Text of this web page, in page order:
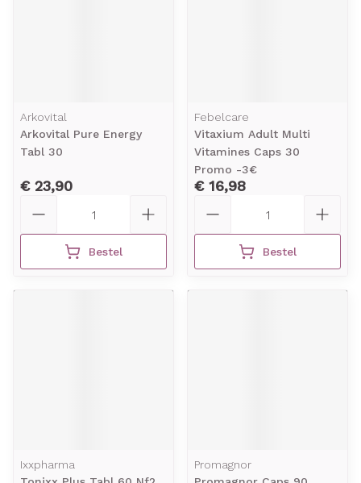
Arkovital
Arkovital Pure Energy
Tabl 30
€ 23,90
Bestel
Febelcare
Vitaxium Adult Multi
Vitamines Caps 30
Promo -3€
€ 16,98
Bestel
Ixxpharma
Promagnor